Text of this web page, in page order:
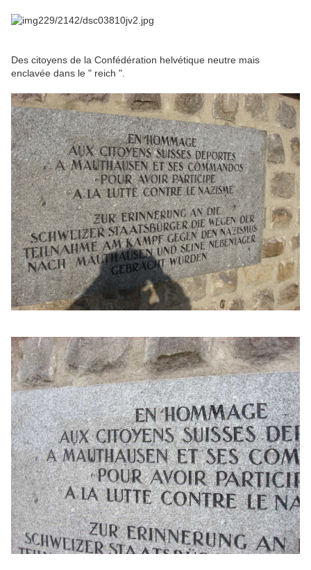
Des citoyens de la Confédération helvétique neutre mais
enclavée dans le " reich ".